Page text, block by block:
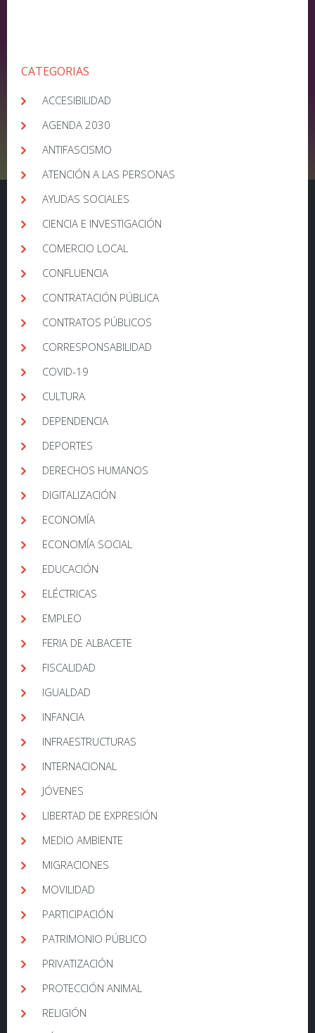
CATEGORIAS
ACCESIBILIDAD
AGENDA 2030
ANTIFASCISMO
ATENCIÓN A LAS PERSONAS
AYUDAS SOCIALES
CIENCIA E INVESTIGACIÓN
COMERCIO LOCAL
CONFLUENCIA
CONTRATACIÓN PÚBLICA
CONTRATOS PÚBLICOS
CORRESPONSABILIDAD
COVID-19
CULTURA
DEPENDENCIA
DEPORTES
DERECHOS HUMANOS
DIGITALIZACIÓN
ECONOMÍA
ECONOMÍA SOCIAL
EDUCACIÓN
ELÉCTRICAS
EMPLEO
FERIA DE ALBACETE
FISCALIDAD
IGUALDAD
INFANCIA
INFRAESTRUCTURAS
INTERNACIONAL
JÓVENES
LIBERTAD DE EXPRESIÓN
MEDIO AMBIENTE
MIGRACIONES
MOVILIDAD
PARTICIPACIÓN
PATRIMONIO PÚBLICO
PRIVATIZACIÓN
PROTECCIÓN ANIMAL
RELIGIÓN